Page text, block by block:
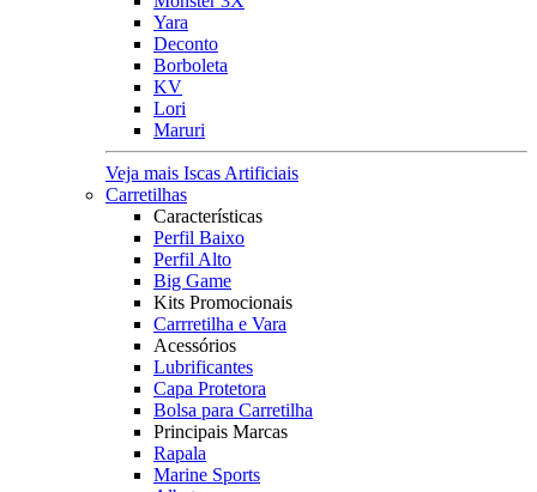
Yara
Deconto
Borboleta
KV
Lori
Maruri
Veja mais Iscas Artificiais
Carretilhas
Características
Perfil Baixo
Perfil Alto
Big Game
Kits Promocionais
Carrretilha e Vara
Acessórios
Lubrificantes
Capa Protetora
Bolsa para Carretilha
Principais Marcas
Rapala
Marine Sports